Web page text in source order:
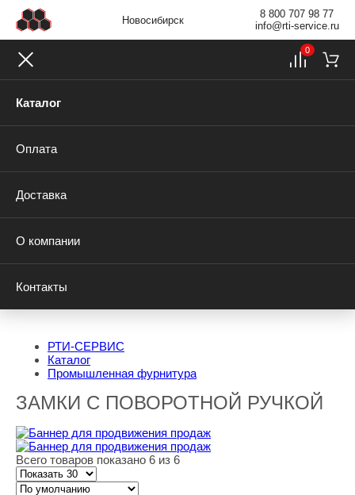
Новосибирск
8 800 707 98 77
info@rti-service.ru
Каталог
Оплата
Доставка
О компании
Контакты
0
РТИ-СЕРВИС
Каталог
Промышленная фурнитура
ЗАМКИ С ПОВОРОТНОЙ РУЧКОЙ
Всего товаров показано 6 из 6